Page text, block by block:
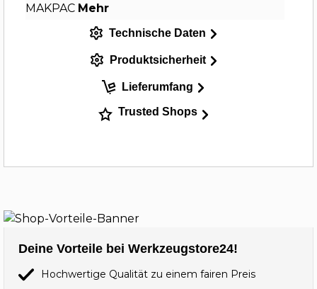
MAKPAC Mehr
Technische Daten
Produktsicherheit
Lieferumfang
Trusted Shops
Deine Vorteile bei Werkzeugstore24!
Hochwertige Qualität zu einem fairen Preis